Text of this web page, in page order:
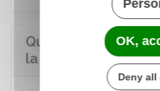
Quelle orientation
la 3e " prépa-
OK,
Deny